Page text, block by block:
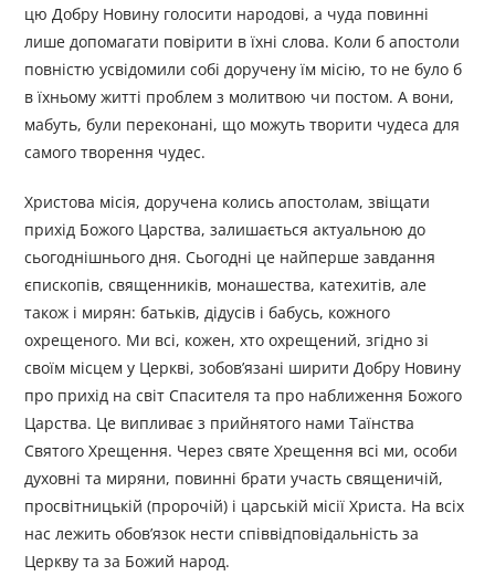
цю Добру Новину голосити народові, а чуда повинні
лише допомагати повірити в їхні слова. Коли б апостоли
повністю усвідомили собі доручену їм місію, то не було б
в їхньому житті проблем з молитвою чи постом. А вони,
мабуть, були переконані, що можуть творити чудеса для
самого творення чудес.
Христова місія, доручена колись апостолам, звіщати
прихід Божого Царства, залишається актуальною до
сьогоднішнього дня. Сьогодні це найперше завдання
єпископів, священників, монашества, катехитів, але
також і мирян: батьків, дідусів і бабусь, кожного
охрещеного. Ми всі, кожен, хто охрещений, згідно зі
своїм місцем у Церкві, зобов’язані ширити Добру Новину
про прихід на світ Спасителя та про наближення Божого
Царства. Це випливає з прийнятого нами Таїнства
Святого Хрещення. Через святе Хрещення всі ми, особи
духовні та миряни, повинні брати участь священичій,
просвітницькій (пророчій) і царській місії Христа. На всіх
нас лежить обов’язок нести співвідповідальність за
Церкву та за Божий народ.